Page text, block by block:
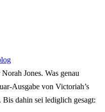
Jones. Was genau
Ausgabe von Victoriah’s
dahin sei lediglich gesagt: